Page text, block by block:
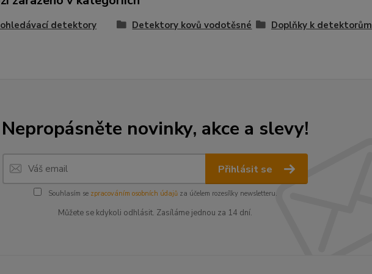
detektory Detektory kovů vodotěsné Doplňky k detektorům
Nepropásněte novinky, akce a slevy!
Přihlásit se
Souhlasím se zpracováním osobních údajůza účelem rozesílky newsletteru.
Můžete se kdykoli odhlásit. Zasíláme jednou za 14 dní.